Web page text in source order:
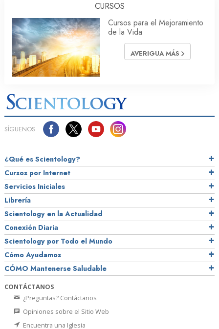
CURSOS
Cursos para el Mejoramiento
de la Vida
AVERIGUA MÁS
SÍGUENOS
¿Qué es Scientology?
Cursos por Internet
Servicios Iniciales
Librería
Scientology en la Actualidad
Conexión Diaria
Scientology por Todo el Mundo
Cómo Ayudamos
CÓMO Mantenerse Saludable
CONTÁCTANOS
¿Preguntas? Contáctanos
Opiniones sobre el Sitio Web
Encuentra una Iglesia